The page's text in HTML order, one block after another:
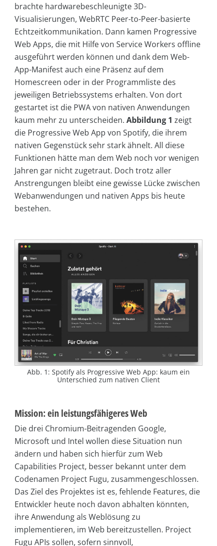
brachte hardwarebeschleunigte 3D-
Visualisierungen, WebRTC Peer-to-Peer-basierte
Echtzeitkommunikation. Dann kamen Progressive
Web Apps, die mit Hilfe von Service Workers offline
ausgeführt werden können und dank dem Web-
App-Manifest auch eine Präsenz auf dem
Homescreen oder in der Programmliste des
jeweiligen Betriebssystems erhalten. Von dort
gestartet ist die PWA von nativen Anwendungen
kaum mehr zu unterscheiden. Abbildung 1 zeigt
die Progressive Web App von Spotify, die ihrem
nativen Gegenstück sehr stark ähnelt. All diese
Funktionen hätte man dem Web noch vor wenigen
Jahren gar nicht zugetraut. Doch trotz aller
Anstrengungen bleibt eine gewisse Lücke zwischen
Webanwendungen und nativen Apps bis heute
bestehen.
Abb. 1: Spotify als Progressive Web App: kaum ein
Unterschied zum nativen Client
Mission: ein leistungsfähigeres Web
Die drei Chromium-Beitragenden Google,
Microsoft und Intel wollen diese Situation nun
ändern und haben sich hierfür zum Web
Capabilities Project, besser bekannt unter dem
Codenamen Project Fugu, zusammengeschlossen.
Das Ziel des Projektes ist es, fehlende Features, die
Entwickler heute noch davon abhalten könnten,
ihre Anwendung als Weblösung zu
implementieren, im Web bereitzustellen. Project
Fugu APIs sollen, sofern sinnvoll,